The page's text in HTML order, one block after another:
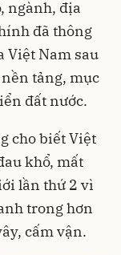
ngành, địa
đã thông
Việt Nam sau
tảng, mục
đất nước.
cho biết Việt
khổ, mất
lần thứ 2 vì
trong hơn
cấm vận.